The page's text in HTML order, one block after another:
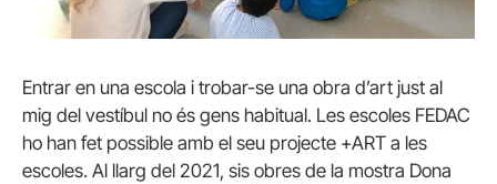
Entrar en una escola i trobar-se una obra d’art just al
mig del vestíbul no és gens habitual. Les escoles FEDAC
ho han fet possible amb el seu projecte +ART a les
escoles. Al llarg del 2021, sis obres de la mostra Dona